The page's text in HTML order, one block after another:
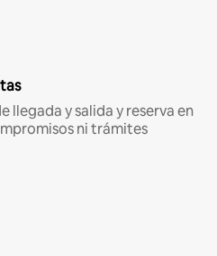
llegada y salida y reserva en
ni trámites